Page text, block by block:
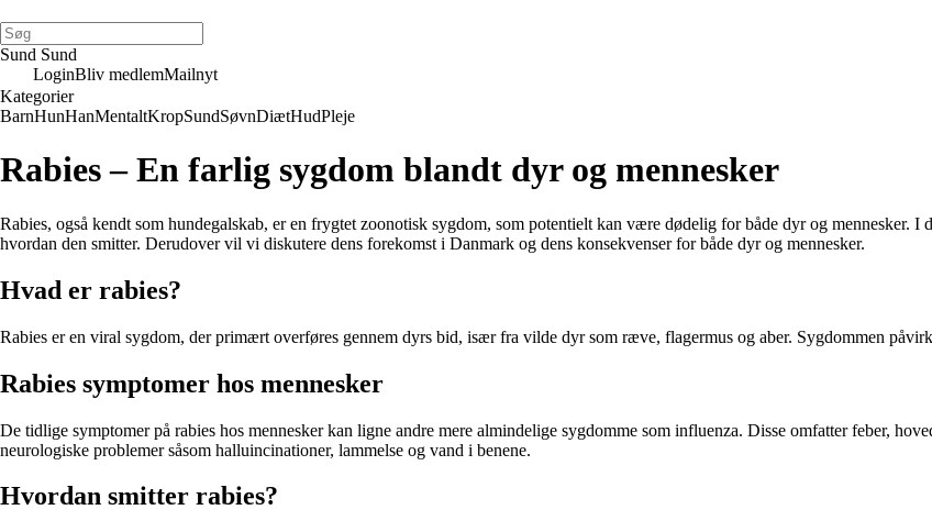
Sund Sund
LoginBliv medlemMailnyt
Kategorier
BarnHunHanMentaltKropSundSøvnDiætHudPleje
Rabies – En farlig sygdom blandt dyr og mennesker
Rabies, også kendt som hundegalskab, er en frygtet zoonotisk sygdom, som potentielt kan være dødelig for både dyr og mennesker.
hvordan den smitter. Derudover vil vi diskutere dens forekomst i Danmark og dens konsekvenser for både dyr og mennesker.
Hvad er rabies?
Rabies er en viral sygdom, der primært overføres gennem dyrs bid, især fra vilde dyr som ræve, flagermus og aber. Sygdommen
Rabies symptomer hos mennesker
De tidlige symptomer på rabies hos mennesker kan ligne andre mere almindelige sygdomme som influenza. Disse omfatter feber,
neurologiske problemer såsom halluincinationer, lammelse og vand i benene.
Hvordan smitter rabies?